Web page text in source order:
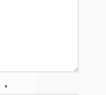
*